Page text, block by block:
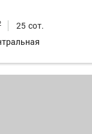
25 сот.